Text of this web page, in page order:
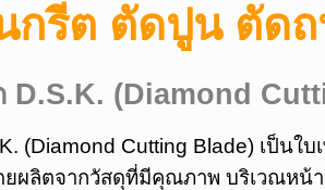
กรีต ตัดปูน ตัดถ
D.S.K. (Diamond
(Diamond Cutting Blade) เป็นใ
ผลิตจากวัสดุที่มีคุณภาพ บริเวณหน้า